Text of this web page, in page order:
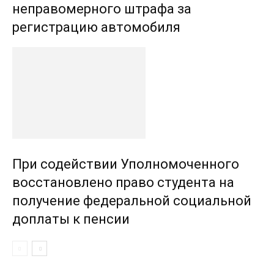
неправомерного штрафа за
регистрацию автомобиля
При содействии Уполномоченного
восстановлено право студента на
получение федеральной социальной
доплаты к пенсии